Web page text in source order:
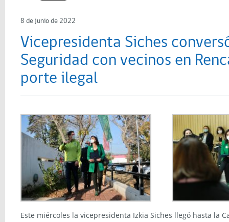
8 de junio de 2022
Vicepresidenta Siches
Seguridad con vecinos en
porte ilegal
Este miércoles la vicepresidenta Izkia Siches llegó hasta la